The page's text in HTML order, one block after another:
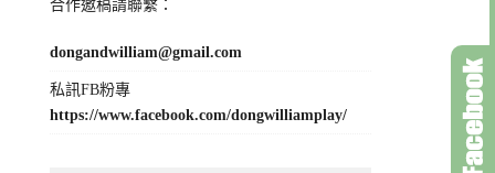
合作邀稿請聯繫：
dongandwilliam@gmail.com
私訊FB粉專
https://www.facebook.com/dongwilliamplay/